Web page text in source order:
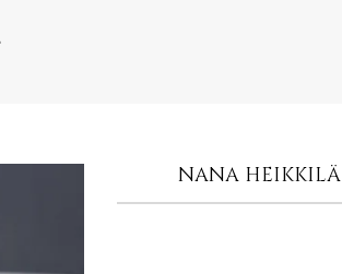
NANA HEIKKILÄ